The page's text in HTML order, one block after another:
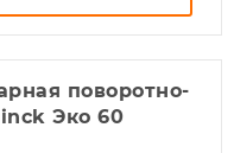
поворотно-
Эко 60